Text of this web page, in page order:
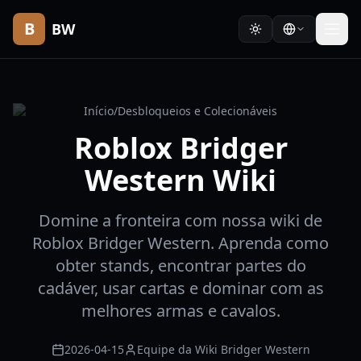
B BW
Início/Desbloqueios e Colecionáveis
Roblox Bridger
Western Wiki
Domine a fronteira com nossa wiki de
Roblox Bridger Western. Aprenda como
obter stands, encontrar partes do
cadáver, usar cartas e dominar com as
melhores armas e cavalos.
2026-04-15 Equipe da Wiki Bridger Western